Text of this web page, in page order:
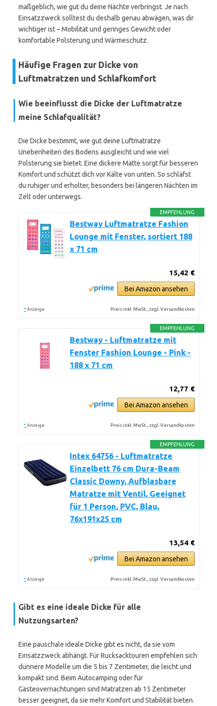
maßgeblich, wie gut du deine Nächte verbringst. Je nach
Einsatzzweck solltest du deshalb genau abwägen, was dir
wichtiger ist – Mobilität und geringes Gewicht oder
komfortable Polsterung und Wärmeschutz.
Häufige Fragen zur Dicke von
Luftmatratzen und Schlafkomfort
Wie beeinflusst die Dicke der Luftmatratze
meine Schlafqualität?
Die Dicke bestimmt, wie gut deine Luftmatratze
Unebenheiten des Bodens ausgleicht und wie viel
Polsterung sie bietet. Eine dickere Matte sorgt für besseren
Komfort und schützt dich vor Kälte von unten. So schläfst
du ruhiger und erholter, besonders bei längeren Nächten im
Zelt oder unterwegs.
EMPFEHLUNG
Bestway Luftmatratze Fashion
Lounge mit Fenster, sortiert 188
x 71 cm
15,42 €
Bei Amazon ansehen
* Anzeige Preis inkl. MwSt., zzgl. Versandkosten
EMPFEHLUNG
Bestway - Luftmatratze mit
Fenster Fashion Lounge - Pink -
188 x 71 cm
12,77 €
Bei Amazon ansehen
* Anzeige Preis inkl. MwSt., zzgl. Versandkosten
EMPFEHLUNG
Intex 64756 - Luftmatratze
Einzelbett 76 cm Dura-Beam
Classic Downy, Aufblasbare
Matratze mit Ventil, Geeignet
für 1 Person, PVC, Blau,
76x191x25 cm
13,54 €
Bei Amazon ansehen
* Anzeige Preis inkl. MwSt., zzgl. Versandkosten
Gibt es eine ideale Dicke für alle
Nutzungsarten?
Eine pauschale ideale Dicke gibt es nicht, da sie vom
Einsatzzweck abhängt. Für Rucksacktouren empfehlen sich
dünnere Modelle um die 5 bis 7 Zentimeter, die leicht und
kompakt sind. Beim Autocamping oder für
Gästeovernachtungen sind Matratzen ab 15 Zentimeter
besser geeignet, da sie mehr Komfort und Stabilität bieten.